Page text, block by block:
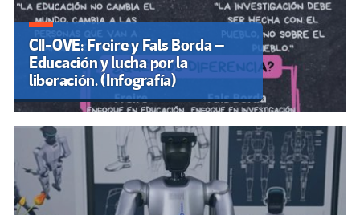
CII-OVE: Freire y Fals Borda –
Educación y lucha por la
liberación. (Infografía)